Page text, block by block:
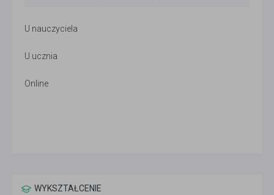
U nauczyciela
U ucznia
Online
WYKSZTAŁCENIE